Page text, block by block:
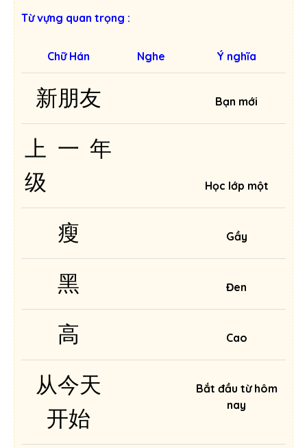
Từ vựng quan trọng :
Chữ Hán Nghe Ý nghĩa
新朋友 Bạn mới
上一年
级
Học lớp một
瘦 Gầy
黑 Đen
高 Cao
从今天
开始
Bắt đầu từ hôm
nay